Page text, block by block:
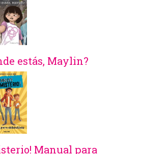
estás, Maylin?
Manual para